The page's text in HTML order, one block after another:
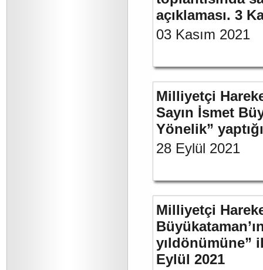
açıklaması. 3
03 Kasım 2021
Milliyetçi
Sayın İsmet
Yönelik”
28 Eylül 2021
Milliyetçi
yıldönümüne”
Eylül 2021